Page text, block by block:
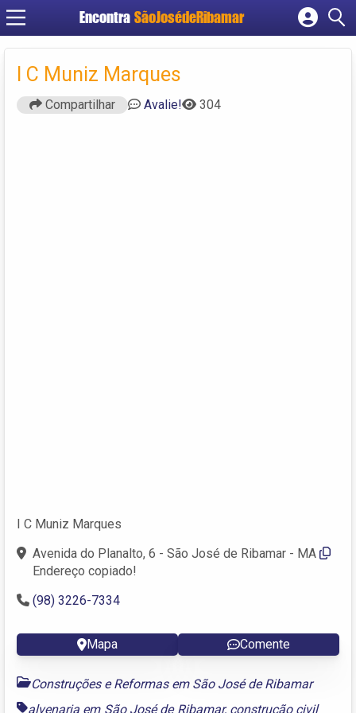
Encontra SãoJosédeRibamar
Cadastrar empresa
Criar conta
I C Muniz Marques
Compartilhar Avalie! 304
I C Muniz Marques
Avenida do Planalto, 6 - São José de Ribamar - MA
Endereço copiado!
(98) 3226-7334
Mapa Comente
Construções e Reformas em São José de Ribamar
alvenaria em São José de Ribamar, construção civil